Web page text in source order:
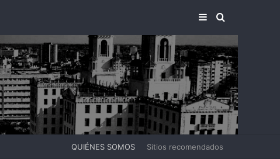
BARRA LATERAL
BUSCAR
QUIÉNES SOMOS Sitios recomendados